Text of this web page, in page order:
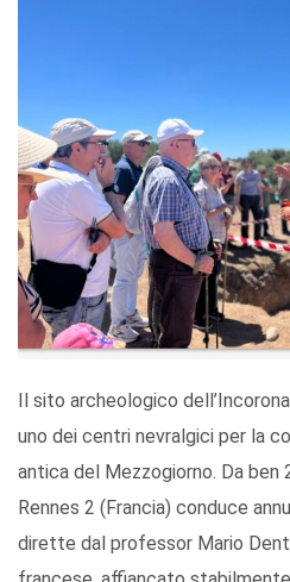
Il sito archeologico
uno dei centri nevralgici per la
antica del Mezzogiorno. Da ben
Rennes 2 (Francia) conduce
dirette dal professor Mario